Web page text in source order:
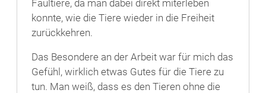
Faultiere, da man dabei direkt miterleben
konnte, wie die Tiere wieder in die Freiheit
zurückkehren.
Das Besondere an der Arbeit war für mich das
Gefühl, wirklich etwas Gutes für die Tiere zu
tun. Man weiß, dass es den Tieren ohne die